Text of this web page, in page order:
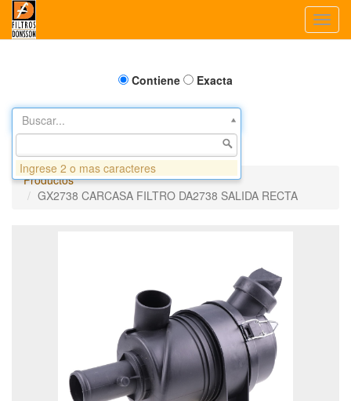
Contiene Exacta
Buscar...
Productos
GX2738 CARCASA FILTRO DA2738 SALIDA RECTA
Ingrese 2 o mas caracteres